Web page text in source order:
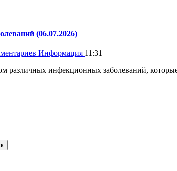
(06.07.2026)
Информация 11:31
различных инфекционных заболеваний,